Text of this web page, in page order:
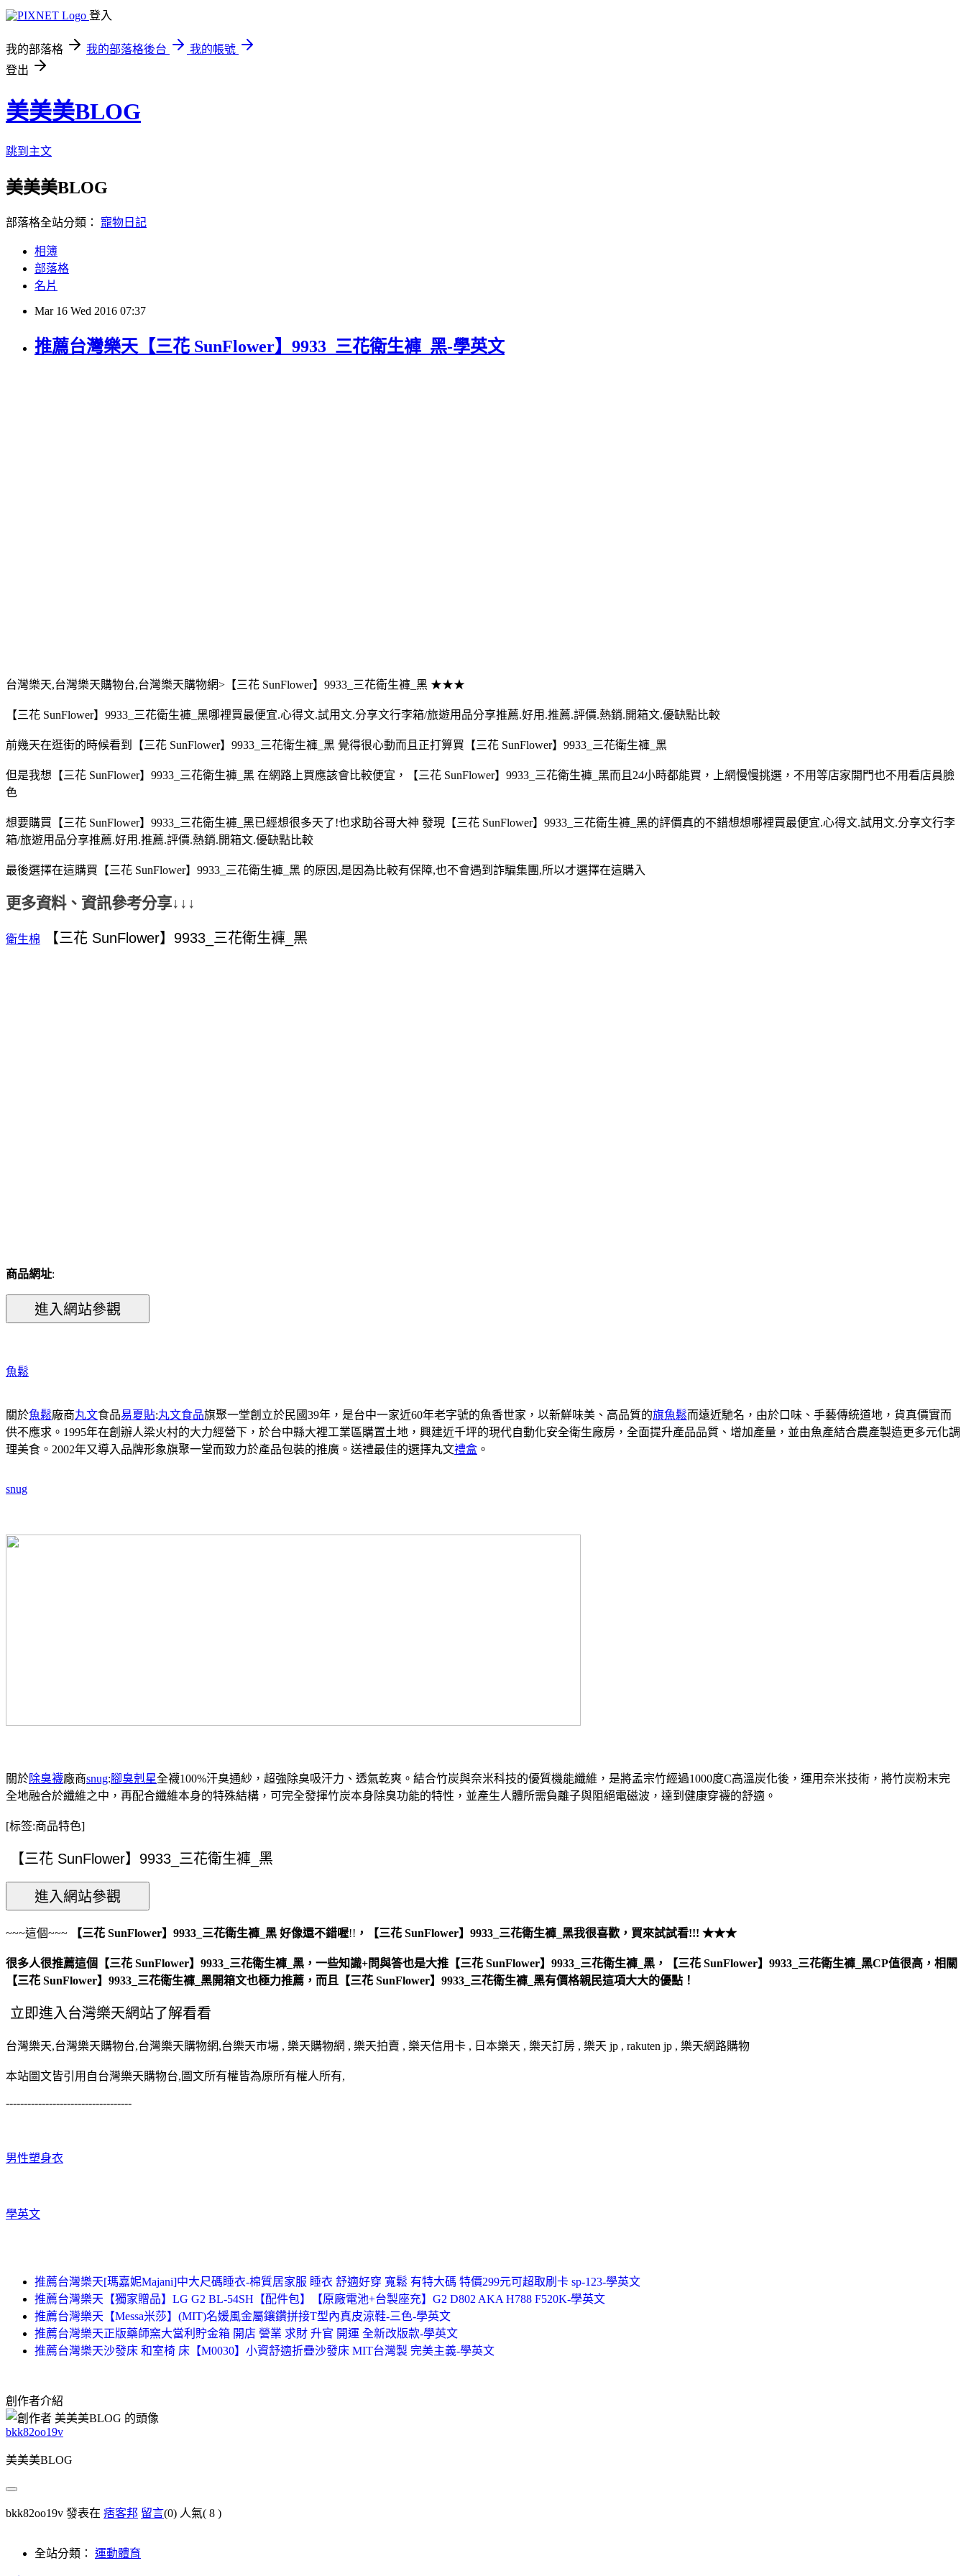
登入
我的部落格 我的部落格後台
我的帳號
登出
美美美BLOG
跳到主文
美美美BLOG
部落格全站分類： 寵物日記
相簿
部落格
名片
Mar 16 Wed 2016 07:37
推薦台灣樂天【三花 SunFlower】9933_三花衛生褲_黑-學英文
台灣樂天,台灣樂天購物台,台灣樂天購物網>【三花 SunFlower】9933_三花衛生褲_黑 ★★★
【三花 SunFlower】9933_三花衛生褲_黑哪裡買最便宜.心得文.試用文.分享文行李箱/旅遊用品分享推薦.好用.推薦.評價.熱銷.開箱文.優缺點比較
前幾天在逛街的時候看到【三花 SunFlower】9933_三花衛生褲_黑 覺得很心動而且正打算買【三花 SunFlower】9933_三花衛生褲_黑
但是我想【三花 SunFlower】9933_三花衛生褲_黑 在網路上買應該會比較便宜，【三花 SunFlower】9933_三花衛生褲_黑而且24小時都能買，上網慢慢挑選，不用等店家開門也不用看店員臉
色
想要購買【三花 SunFlower】9933_三花衛生褲_黑已經想很多天了!也求助谷哥大神 發現【三花 SunFlower】9933_三花衛生褲_黑的評價真的不錯想想哪裡買最便宜.心得文.試用文.分享文行李
箱/旅遊用品分享推薦.好用.推薦.評價.熱銷.開箱文.優缺點比較
最後選擇在這購買【三花 SunFlower】9933_三花衛生褲_黑 的原因,是因為比較有保障,也不會遇到詐騙集團,所以才選擇在這購入
更多資料、資訊參考分享↓↓↓
衛生棉
商品網址:
魚鬆
關於魚鬆廠商丸文食品易夏貼:丸文食品旗聚一堂創立於民國39年，是台中一家近60年老字號的魚香世家，以新鮮味美、高品質的旗魚鬆而遠近馳名，由於口味、手藝傳統道地，貨真價實而
供不應求。1995年在創辦人梁火村的大力經營下，於台中縣大裡工業區購置土地，興建近千坪的現代自動化安全衛生廠房，全面提升產品品質、增加產量，並由魚產結合農產製造更多元化調
理美食。2002年又導入品牌形象旗聚一堂而致力於產品包裝的推廣。送禮最佳的選擇丸文禮盒 。
snug
關於除臭襪廠商snug:腳臭剋星全襪100%汗臭通紗，超強除臭吸汗力、透氣乾爽。結合竹炭與奈米科技的優質機能纖維，是將孟宗竹經過1000度C高溫炭化後，運用奈米技術，將竹炭粉末完
全地融合於纖維之中，再配合纖維本身的特殊結構，可完全發揮竹炭本身除臭功能的特性，並產生人體所需負離子與阻絕電磁波，達到健康穿襪的舒適。
[标签:商品特色]
~~~這個~~~ 【三花 SunFlower】9933_三花衛生褲_黑 好像還不錯喔!! ， 【三花 SunFlower】9933_三花衛生褲_黑我很喜歡，買來試試看!!! ★★★
很多人很推薦這個【三花 SunFlower】9933_三花衛生褲_黑，一些知識+問與答也是大推【三花 SunFlower】9933_三花衛生褲_黑，【三花 SunFlower】9933_三花衛生褲_黑CP值很高，相關
【三花 SunFlower】9933_三花衛生褲_黑開箱文也極力推薦，而且【三花 SunFlower】9933_三花衛生褲_黑有價格親民這項大大的優點！
台灣樂天,台灣樂天購物台,台灣樂天購物網,台樂天市場 , 樂天購物網 , 樂天拍賣 , 樂天信用卡 , 日本樂天 , 樂天訂房 , 樂天 jp , rakuten jp , 樂天網路購物
本站圖文皆引用自台灣樂天購物台,圖文所有權皆為原所有權人所有,
-----------------------------------
男性塑身衣
學英文
推薦台灣樂天[瑪嘉妮Majani]中大尺碼睡衣-棉質居家服 睡衣 舒適好穿 寬鬆 有特大碼 特價299元可超取刷卡 sp-123-學英文
推薦台灣樂天【獨家贈品】LG G2 BL-54SH【配件包】【原廠電池+台製座充】G2 D802 AKA H788 F520K-學英文
推薦台灣樂天【Messa米莎】(MIT)名媛風金屬鑲鑽拼接T型內真皮涼鞋-三色-學英文
推薦台灣樂天正版藥師窯大當利貯金箱 開店 營業 求財 升官 開運 全新改版款-學英文
推薦台灣樂天沙發床 和室椅 床【M0030】小資舒適折疊沙發床 MIT台灣製 完美主義-學英文
創作者介紹
bkk82oo19v
美美美BLOG
bkk82oo19v 發表在 痞客邦 留言(0) 人氣( 8 )
全站分類： 運動體育